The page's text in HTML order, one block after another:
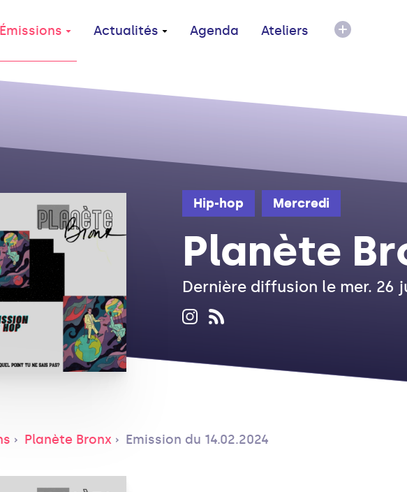
Émissions Actualités Agenda Ateliers
Hip-hop Mercredi
Planète
Dernière diffusion le mer. 26
Planète Bronx Emission du 14.02.2024